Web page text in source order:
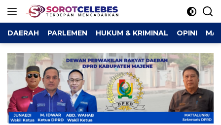
DAERAH PARLEMEN HUKUM & KRIMINAL OPINI